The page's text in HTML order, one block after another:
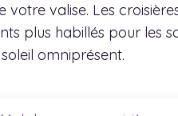
valise. Les
plus habillés pour les
omniprésent.